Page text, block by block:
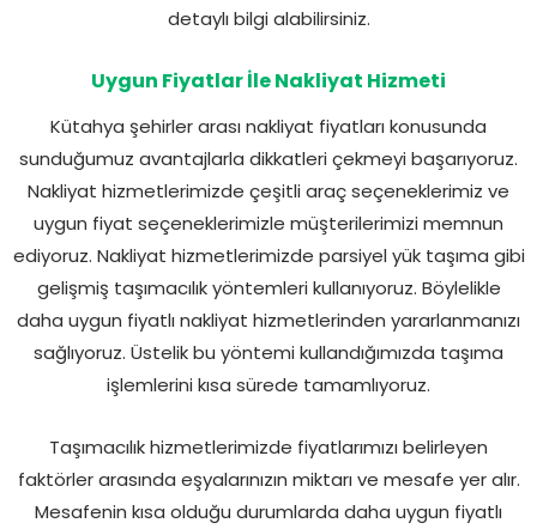
detaylı bilgi alabilirsiniz.
Uygun Fiyatlar İle Nakliyat Hizmeti
Kütahya şehirler arası nakliyat fiyatları konusunda
sunduğumuz avantajlarla dikkatleri çekmeyi başarıyoruz.
Nakliyat hizmetlerimizde çeşitli araç seçeneklerimiz ve
uygun fiyat seçeneklerimizle müşterilerimizi memnun
ediyoruz. Nakliyat hizmetlerimizde parsiyel yük taşıma gibi
gelişmiş taşımacılık yöntemleri kullanıyoruz. Böylelikle
daha uygun fiyatlı nakliyat hizmetlerinden yararlanmanızı
sağlıyoruz. Üstelik bu yöntemi kullandığımızda taşıma
işlemlerini kısa sürede tamamlıyoruz.
Taşımacılık hizmetlerimizde fiyatlarımızı belirleyen
faktörler arasında eşyalarınızın miktarı ve mesafe yer alır.
Mesafenin kısa olduğu durumlarda daha uygun fiyatlı